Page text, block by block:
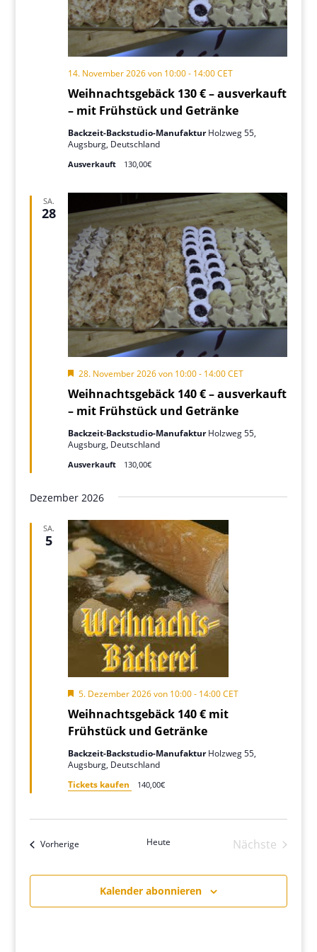
Weihnachtsgebäck 130 € – ausverkauft
– mit Frühstück und Getränke
14. November 2026 von 10:00- 14:00CET
Backzeit-Backstudio-ManufakturHolzweg 55,
Augsburg, Deutschland
Ausverkauft 130,00€
SA.
28
Weihnachtsgebäck 140 € – ausverkauft
– mit Frühstück und Getränke
Hervorgehoben
28. November 2026 von 10:00- 14:00CET
Backzeit-Backstudio-ManufakturHolzweg 55,
Augsburg, Deutschland
Ausverkauft 130,00€
Dezember 2026
SA.
5
Weihnachtsgebäck 140 € mit
Frühstück und Getränke
Hervorgehoben
5. Dezember 2026 von 10:00- 14:00CET
Backzeit-Backstudio-ManufakturHolzweg 55,
Augsburg, Deutschland
Tickets kaufen
140,00€
VorherigeVeranstaltungen Heute
Nächste
Kalender abonnieren